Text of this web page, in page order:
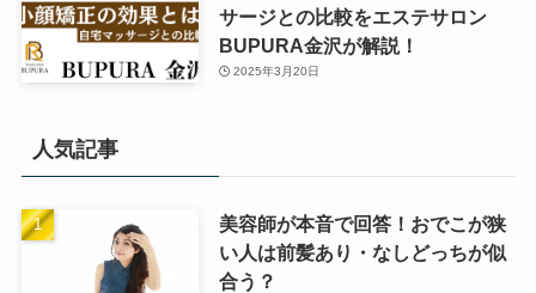
サージとの比較をエステサロン
BUPURA金沢が解説！
2025年3月20日
人気記事
美容師が本音で回答！おでこが狭
い人は前髪あり・なしどっちが似
合う？